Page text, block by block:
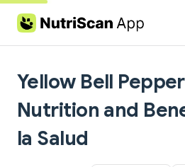
Skip to content
Yellow Bell
Nutrition and
la Salud